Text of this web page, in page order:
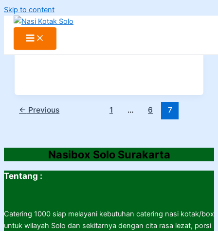
Skip to content
← Previous 1 … 6 7
Nasibox Solo Surakarta
Tentang :
Catering 1000 siap melayani kebutuhan catering nasi kotak/box
untuk wilayah Solo dan sekitarnya dengan cita rasa lezat, porsi